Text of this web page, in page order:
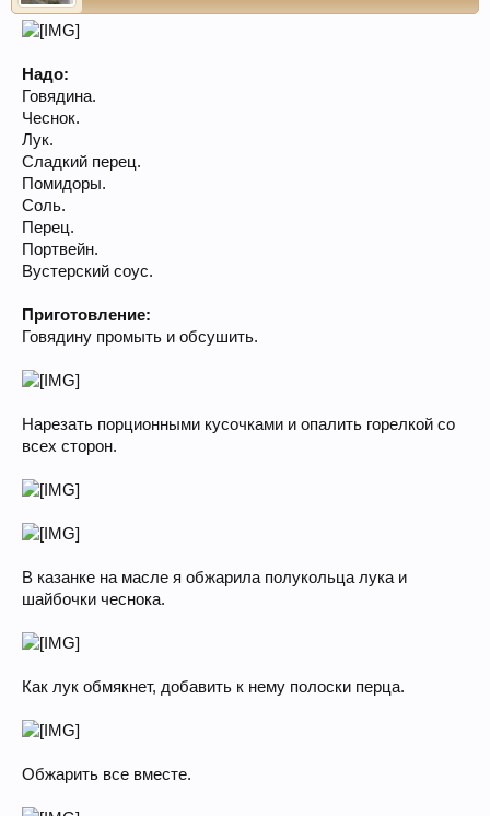
Надо:
Говядина.
Чеснок.
Лук.
Сладкий перец.
Помидоры.
Соль.
Перец.
Портвейн.
Вустерский соус.
Приготовление:
Говядину промыть и обсушить.
Нарезать порционными кусочками и опалить горелкой со
всех сторон.
В казанке на масле я обжарила полукольца лука и
шайбочки чеснока.
Как лук обмякнет, добавить к нему полоски перца.
Обжарить все вместе.